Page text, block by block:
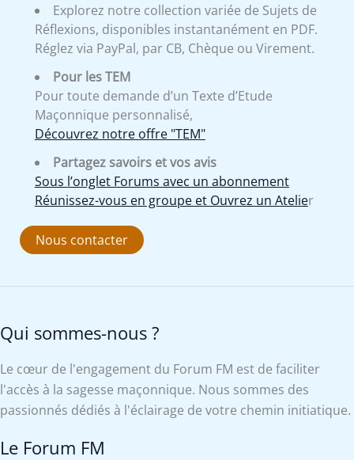
Explorez notre collection variée de Sujets de
Réflexions, disponibles instantanément en PDF.
Réglez via PayPal, par CB, Chèque ou Virement.
Pour les TEM
Pour toute demande d’un Texte d’Etude
Maçonnique personnalisé,
Découvrez notre offre "TEM"
Partagez savoirs et vos avis
Sous l’onglet Forums avec un abonnement
Réunissez-vous en groupe et Ouvrez un Atelier
Nous contacter
Qui sommes-nous ?
Le cœur de l'engagement du Forum FM est de faciliter
l'accès à la sagesse maçonnique. Nous sommes des
passionnés dédiés à l'éclairage de votre chemin initiatique.
Le Forum FM